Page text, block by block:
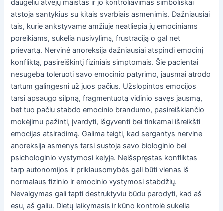
daugeliu atvejų maistas ir jo kontroliavimas simboliškai
atstoja santykius su kitais svarbiais asmenimis. Dažniausiai
tais, kurie ankstyvame amžiuje neatliepia jų emociniams
poreikiams, sukelia nusivylimą, frustraciją o gal net
prievartą. Nervinė anoreksija dažniausiai atspindi emocinį
konfliktą, pasireiškintį fiziniais simptomais. Šie pacientai
nesugeba toleruoti savo emocinio patyrimo, jausmai atrodo
tartum galingesni už juos pačius. Užslopintos emocijos
tarsi apsaugo silpną, fragmentuotą vidinio savęs jausmą,
bet tuo pačiu stabdo emocinio brandumo, pasireiškiančio
mokėjimu pažinti, įvardyti, išgyventi bei tinkamai išreikšti
emocijas atsiradimą. Galima teigti, kad sergantys nervine
anoreksija asmenys tarsi sustoja savo biologinio bei
psichologinio vystymosi kelyje. Neišspręstas konfliktas
tarp autonomijos ir priklausomybės gali būti vienas iš
normalaus fizinio ir emocinio vystymosi stabdžių.
Nevalgymas gali tapti destruktyviu būdu parodyti, kad aš
esu, aš galiu. Dietų laikymasis ir kūno kontrolė sukelia